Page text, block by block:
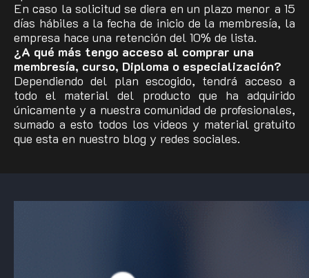
En caso la solicitud se diera en un plazo menor a 15
días hábiles a la fecha de inicio de la membresía, la
empresa hace una retención del 10% de lista.
¿A qué más tengo acceso al comprar una
membresía, curso, Diploma o especialización?
Dependiendo del plan escogido, tendrá acceso a
todo el material del producto que ha adquirido
únicamente y a nuestra comunidad de profesionales,
sumado a esto todos los videos y material gratuito
que esta en nuestro blog y redes sociales.